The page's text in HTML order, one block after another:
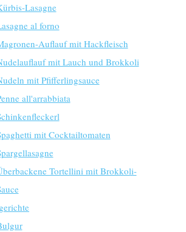
Lasagne
al forno
Auflauf mit Hackfleisch
mit Lauch und Brokkoli
mit Pfifferlingsauce
all'arrabbiata
mit Cocktailtomaten
Tortellini mit Brokkoli-